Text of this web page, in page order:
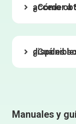
¿Cómo obtengo un usuario para
¿Cuáles son las
Manuales y